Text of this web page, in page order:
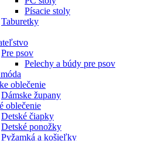
Písacie stoly
Taburetky
Pre psov
Pelechy a búdy pre psov
oblečenie
Dámske župany
oblečenie
Detské čiapky
Detské ponožky
Pyžamká a košieľky